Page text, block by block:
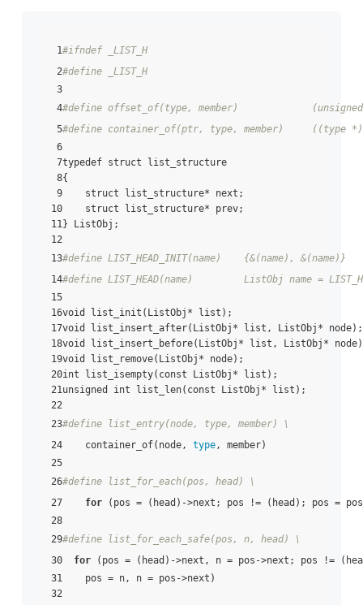
1#ifndef _LIST_H
2#define _LIST_H
3
4#define offset_of(type, member)
5#define container_of(ptr, type, member)     ((type
6
7typedef struct list_structure
8{
9    struct list_structure* next;
10    struct list_structure* prev;
11} ListObj;
12
13#define LIST_HEAD_INIT(name)    {&(name), &(name)}
14#define LIST_HEAD(name)         ListObj name =
15
16void list_init(ListObj* list);
17void list_insert_after(ListObj* list, ListObj* node);
18void list_insert_before(ListObj* list, ListObj*
19void list_remove(ListObj* node);
20int list_isempty(const ListObj* list);
21unsigned int list_len(const ListObj* list);
22
23#define list_entry(node, type, member) \
24    container_of(node, type, member)
25
26#define list_for_each(pos, head) \
27 for (pos = (head)->next; pos != (head); pos =
28
29#define list_for_each_safe(pos, n, head) \
30 for (pos = (head)->next, n = pos->next; pos !=
31    pos = n, n = pos->next)
32